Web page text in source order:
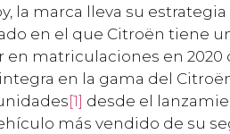
la marca lleva su
en el que Citroën tiene
matriculaciones en 2020
en la gama del
[1] desde el
más vendido de su